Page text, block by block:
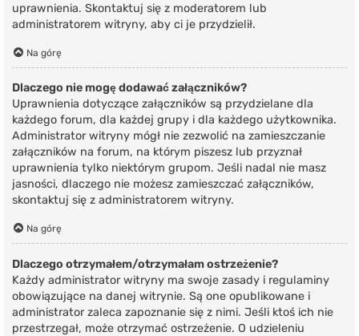
uprawnienia. Skontaktuj się z moderatorem lub
administratorem witryny, aby ci je przydzielił.
Na górę
Dlaczego nie mogę dodawać załączników?
Uprawnienia dotyczące załączników są przydzielane dla
każdego forum, dla każdej grupy i dla każdego użytkownika.
Administrator witryny mógł nie zezwolić na zamieszczanie
załączników na forum, na którym piszesz lub przyznał
uprawnienia tylko niektórym grupom. Jeśli nadal nie masz
jasności, dlaczego nie możesz zamieszczać załączników,
skontaktuj się z administratorem witryny.
Na górę
Dlaczego otrzymałem/otrzymałam ostrzeżenie?
Każdy administrator witryny ma swoje zasady i regulaminy
obowiązujące na danej witrynie. Są one opublikowane i
administrator zaleca zapoznanie się z nimi. Jeśli ktoś ich nie
przestrzegał, może otrzymać ostrzeżenie. O udzieleniu